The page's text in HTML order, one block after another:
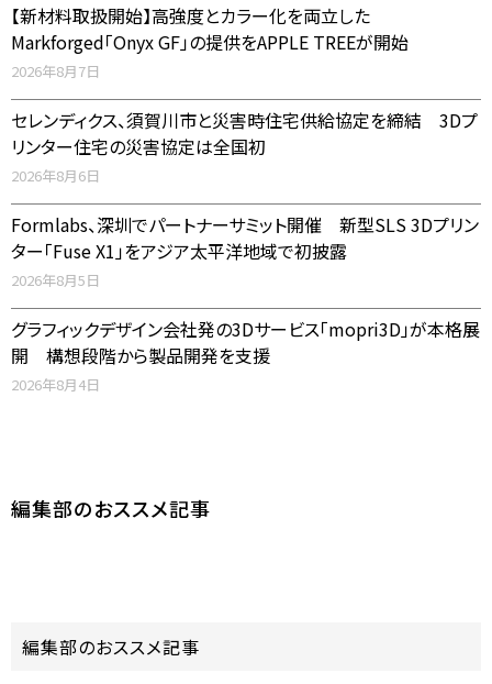
【新材料取扱開始】高強度とカラー化を両立した
Markforged「Onyx GF」の提供をAPPLE TREEが開始
2026年8月7日
セレンディクス、須賀川市と災害時住宅供給協定を締結 3Dプ
リンター住宅の災害協定は全国初
2026年8月6日
Formlabs、深圳でパートナーサミット開催 新型SLS 3Dプリン
ター「Fuse X1」をアジア太平洋地域で初披露
2026年8月5日
グラフィックデザイン会社発の3Dサービス「mopri3D」が本格展
開 構想段階から製品開発を支援
2026年8月4日
編集部のおススメ記事
編集部のおススメ記事